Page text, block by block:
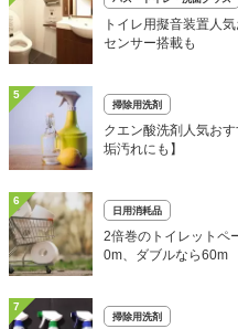
トイレ用擬音装置人
センサー搭載も
5
掃除用洗剤
クエン酸洗剤人気お
垢汚れにも】
6
日用消耗品
2倍巻のトイレットペ
0m、ダブルなら60m
7
掃除用洗剤